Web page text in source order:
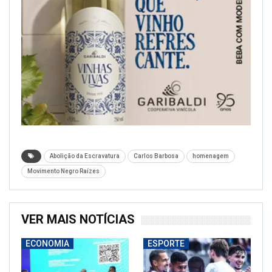
Abolição da Escravatura Carlos Barbosa homenagem
Movimento Negro Raízes
VER MAIS NOTÍCIAS
ECONOMIA ESPORTE